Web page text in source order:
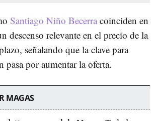
Santiago Niño Becerra coinciden en
descenso relevante en el precio de la
señalando que la clave para
pasa por aumentar la oferta.
MAGAS